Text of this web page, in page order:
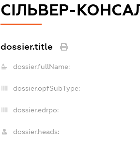
СІЛЬВЕР-
dossier.title
dossier.fullName:
dossier.opfSubType:
dossier.edrpo:
dossier.heads: